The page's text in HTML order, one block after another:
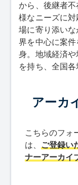
から、後継者
様なニーズに
場に寄り添い
界を中心に案
身。地域経済
を持ち、全国各
アーカ
こちらのフォ
は、
ご登録い
ナーアーカイ